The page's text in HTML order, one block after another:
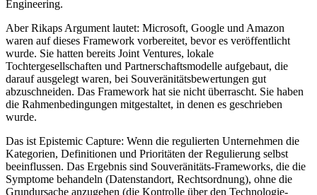
Engineering.
Aber Rikaps Argument lautet: Microsoft, Google und Amazon
waren auf dieses Framework vorbereitet, bevor es veröffentlicht
wurde. Sie hatten bereits Joint Ventures, lokale
Tochtergesellschaften und Partnerschaftsmodelle aufgebaut, die
darauf ausgelegt waren, bei Souveränitätsbewertungen gut
abzuschneiden. Das Framework hat sie nicht überrascht. Sie haben
die Rahmenbedingungen mitgestaltet, in denen es geschrieben
wurde.
Das ist Epistemic Capture: Wenn die regulierten Unternehmen die
Kategorien, Definitionen und Prioritäten der Regulierung selbst
beeinflussen. Das Ergebnis sind Souveränitäts-Frameworks, die die
Symptome behandeln (Datenstandort, Rechtsordnung), ohne die
Grundursache anzugehen (die Kontrolle über den Technologie-